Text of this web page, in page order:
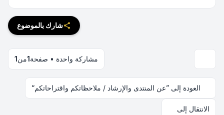
شارك بالموضوع
مشاركة واحدة • صفحة1من1
العودة إلى ”عن المنتدى والإرشاد / ملاحظاتكم واقتراحاتكم“
الانتقال إلى